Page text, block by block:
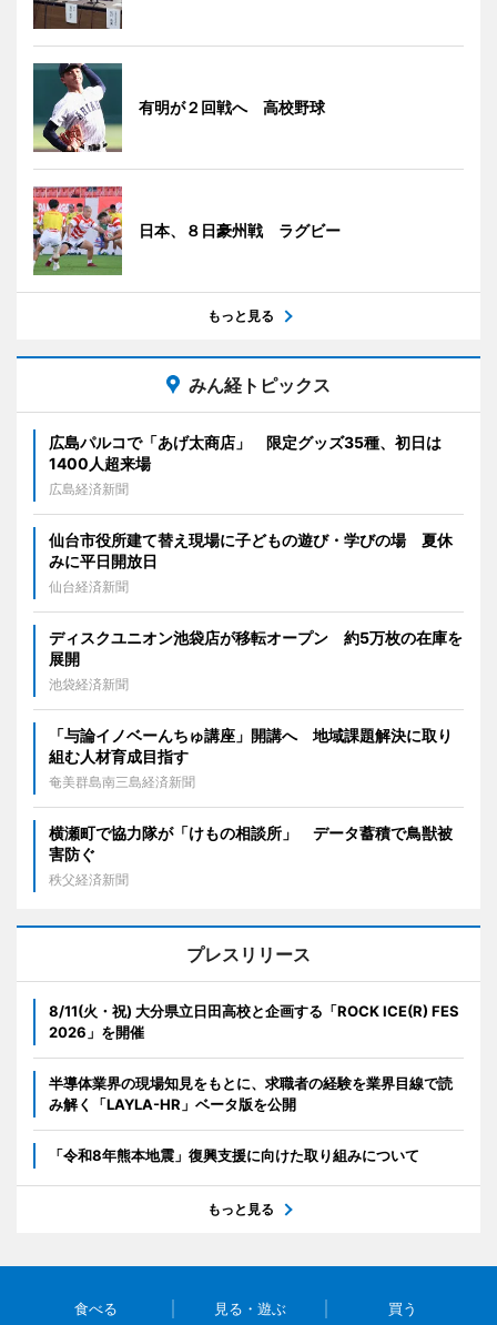
有明が２回戦へ 高校野球
日本、８日豪州戦 ラグビー
もっと見る
みん経トピックス
広島パルコで「あげ太商店」 限定グッズ35種、初日は
1400人超来場
広島経済新聞
仙台市役所建て替え現場に子どもの遊び・学びの場 夏休
みに平日開放日
仙台経済新聞
ディスクユニオン池袋店が移転オープン 約5万枚の在庫を
展開
池袋経済新聞
「与論イノベーんちゅ講座」開講へ 地域課題解決に取り
組む人材育成目指す
奄美群島南三島経済新聞
横瀬町で協力隊が「けもの相談所」 データ蓄積で鳥獣被
害防ぐ
秩父経済新聞
プレスリリース
8/11(火・祝) 大分県立日田高校と企画する「ROCK ICE(R) FES
2026」を開催
半導体業界の現場知見をもとに、求職者の経験を業界目線で読
み解く「LAYLA-HR」ベータ版を公開
「令和8年熊本地震」復興支援に向けた取り組みについて
もっと見る
食べる 見る・遊ぶ 買う